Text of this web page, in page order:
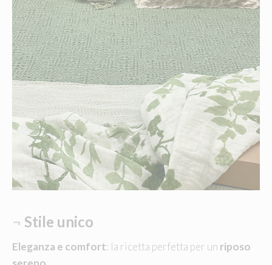
¬ Stile unico
Eleganza e comfort: la ricetta perfetta per un riposo